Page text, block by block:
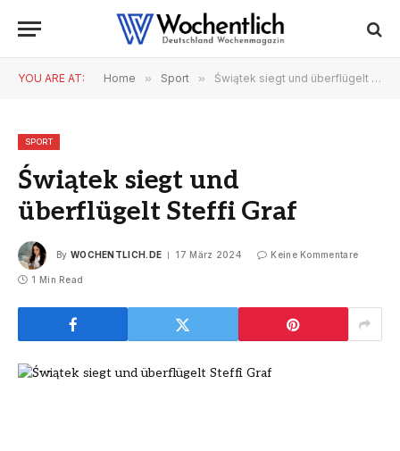
YOU ARE AT: Home » Sport » Świątek siegt und überflügelt Steffi Graf
SPORT
Świątek siegt und
überflügelt Steffi Graf
By WOCHENTLICH.DE 17 März 2024 Keine Kommentare
1 Min Read